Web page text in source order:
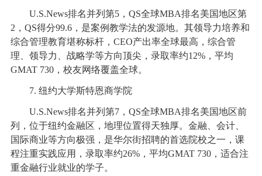
U.S.News排名并列第5，QS全球MBA排名美国地区第
2，QS得分99.6，是案例教学法的发源地。其领导力培养和
综合管理教育堪称标杆，CEO产出率全球最高，综合管
理、领导力、战略学等方向顶尖，录取率约12%，平均
GMAT 730，校友网络覆盖全球。
7. 纽约大学斯特恩商学院
U.S.News排名并列第7，QS全球MBA排名美国地区前
列，位于纽约金融区，地理位置得天独厚。金融、会计、
国际商业等方向极强，是华尔街招聘的首选院校之一，课
程注重实践应用，录取率约26%，平均GMAT 730，适合注
重金融行业就业的学子。